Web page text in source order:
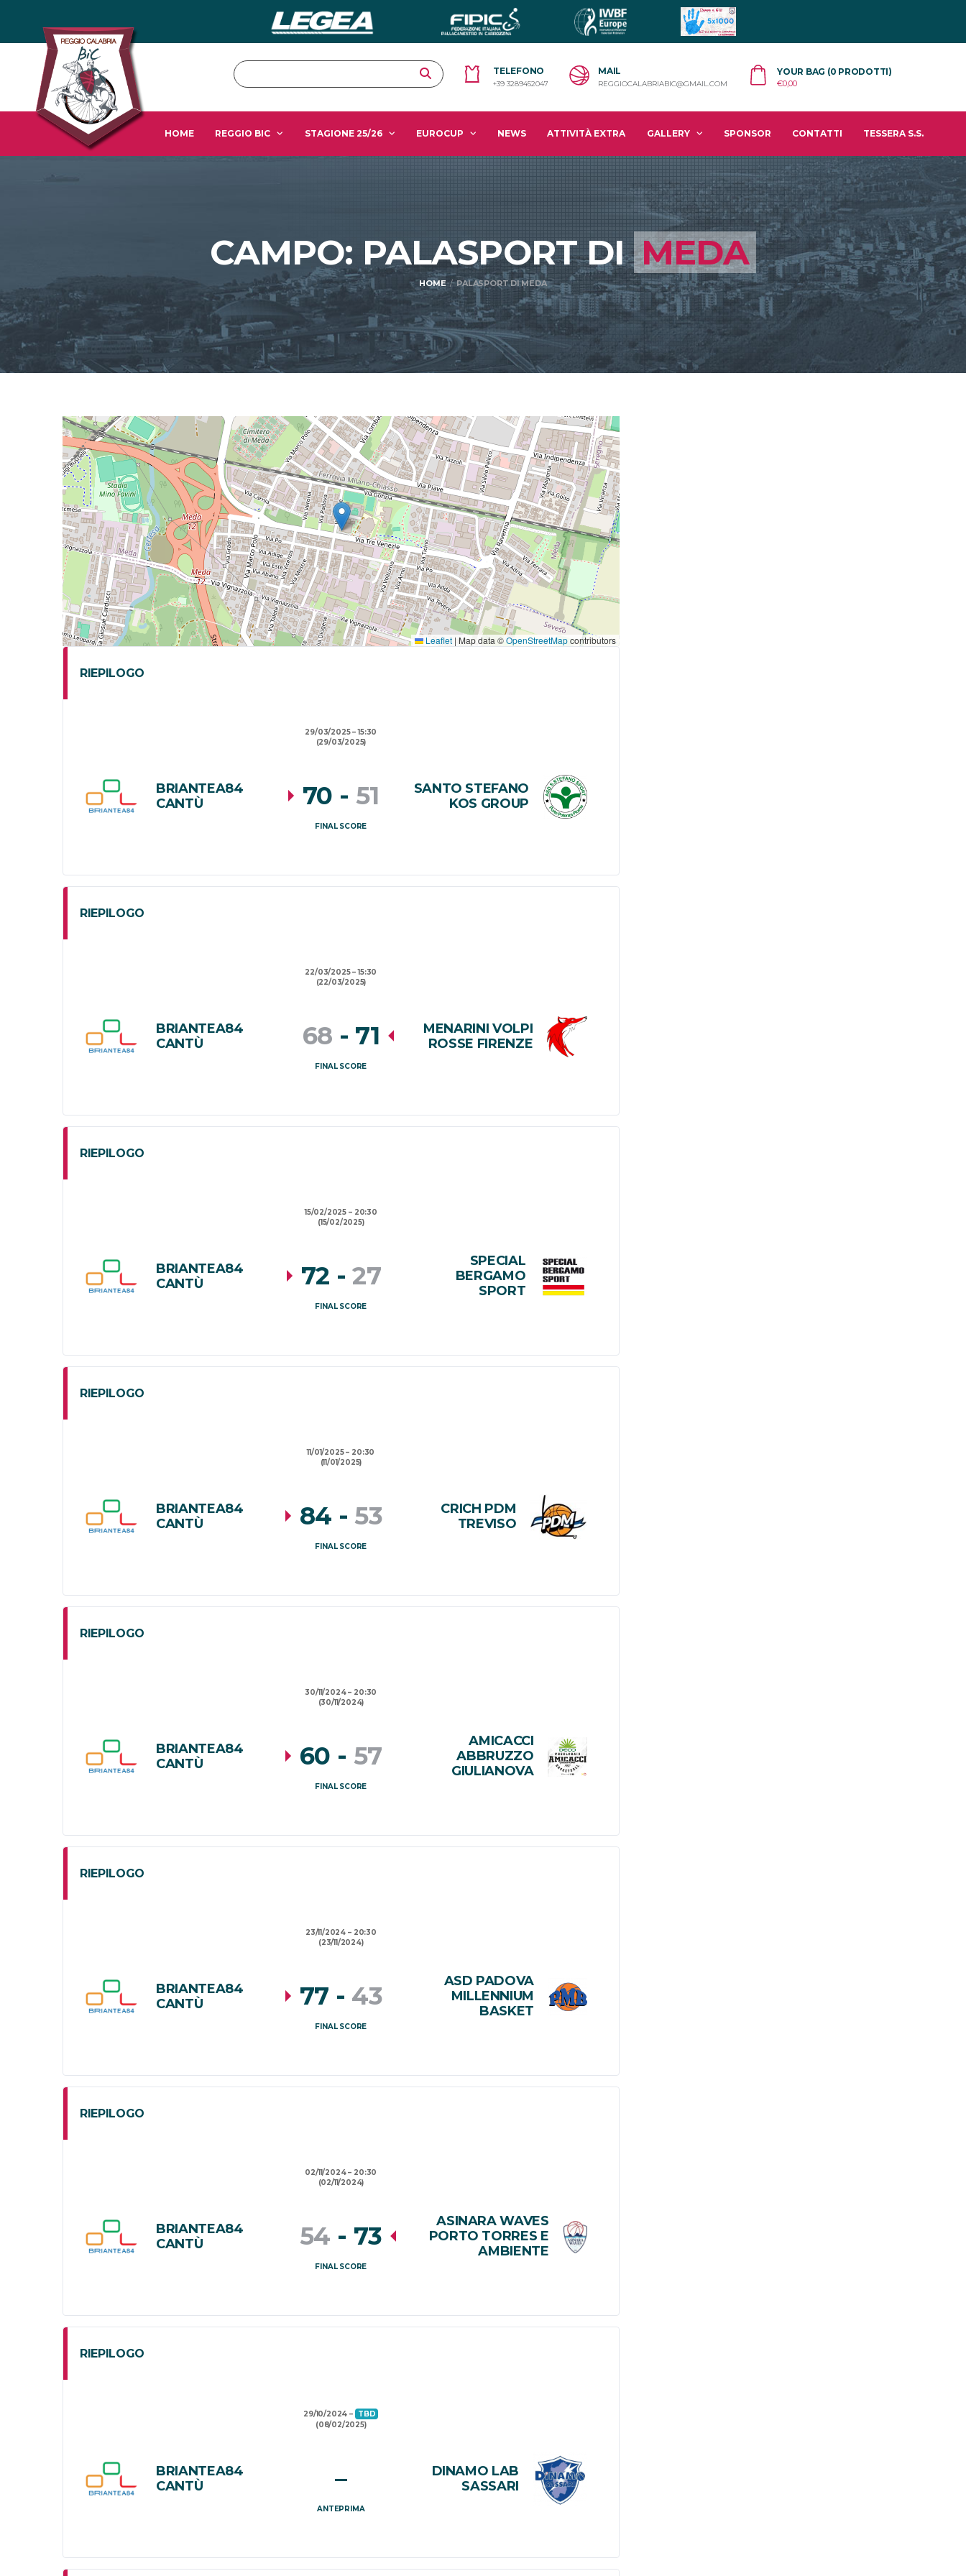
TELEFONO
+39 3289452047
MAIL
REGGIOCALABRIABIC@GMAIL.COM
YOUR BAG (0 PRODOTTI)
€0,00
HOME REGGIO BIC STAGIONE 25/26 EUROCUP NEWS ATTIVITÀ EXTRA GALLERY SPONSOR CONTATTI TESSERA S.S.
CAMPO: PALASPORT DIMEDA
HOME PALASPORT DI MEDA
Leaflet | Map data ©OpenStreetMapcontributors
RIEPILOGO
29/03/2025
15:30
(29/03/2025)
BRIANTEA84
CANTÙ
SANTO STEFANO
KOS GROUP
70 - 51
FINAL SCORE
RIEPILOGO
22/03/2025
15:30
(22/03/2025)
BRIANTEA84
CANTÙ
MENARINI VOLPI
ROSSE FIRENZE
68 - 71
FINAL SCORE
RIEPILOGO
15/02/2025
20:30
(15/02/2025)
BRIANTEA84
CANTÙ
SPECIAL
BERGAMO
SPORT
72 - 27
FINAL SCORE
RIEPILOGO
11/01/2025
20:30
(11/01/2025)
BRIANTEA84
CANTÙ
CRICH PDM
TREVISO
84 - 53
FINAL SCORE
RIEPILOGO
30/11/2024
20:30
(30/11/2024)
BRIANTEA84
CANTÙ
AMICACCI
ABBRUZZO
GIULIANOVA
60 - 57
FINAL SCORE
RIEPILOGO
23/11/2024
20:30
(23/11/2024)
BRIANTEA84
CANTÙ
ASD PADOVA
MILLENNIUM
BASKET
77 - 43
FINAL SCORE
RIEPILOGO
02/11/2024
20:30
(02/11/2024)
BRIANTEA84
CANTÙ
ASINARA WAVES
PORTO TORRES E
AMBIENTE
54 - 73
FINAL SCORE
RIEPILOGO
29/10/2024
TBD
(08/02/2025)
BRIANTEA84
CANTÙ
DINAMO LAB
SASSARI
–
ANTEPRIMA